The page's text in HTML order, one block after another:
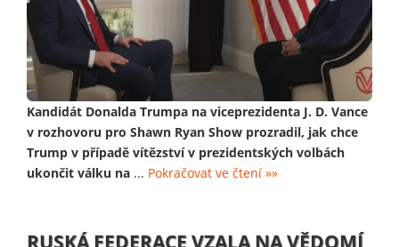
Kandidát Donalda Trumpa na viceprezidenta J. D. Vance
v rozhovoru pro Shawn Ryan Show prozradil, jak chce
Trump v případě vítězství v prezidentských volbách
ukončit válku na ... Pokračovat ve čtení »»
RUSKÁ FEDERACE VZALA NA VĚDOMÍ